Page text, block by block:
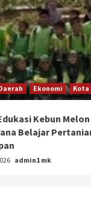
Ekonomi Kota
Kebun
Belajar
admin1 mk